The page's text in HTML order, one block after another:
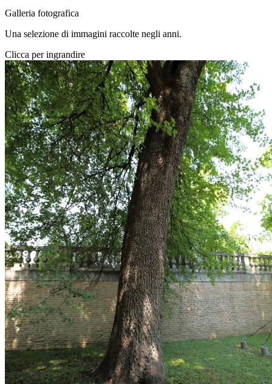
Galleria fotografica
Una selezione di immagini raccolte negli anni.
Clicca per ingrandire